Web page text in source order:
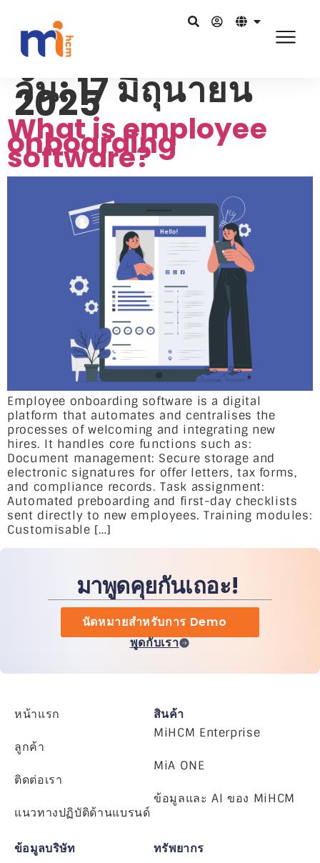
วัน:17 มิถุนายน
2025
What is employee
onboarding
software?
Employee onboarding software is a digital
platform that automates and centralises the
processes of welcoming and integrating new
hires. It handles core functions such as:
Document management: Secure storage and
electronic signatures for offer letters, tax forms,
and compliance records. Task assignment:
Automated preboarding and first-day checklists
sent directly to new employees. Training modules:
Customisable […]
มาพูดคุยกันเถอะ!
นัดหมายสำหรับการ Demo
พูดกับเรา
หน้าแรก
ลูกค้า
ติดต่อเรา
แนวทางปฏิบัติด้านแบรนด์
สินค้า
MiHCM Enterprise
MiA ONE
ข้อมูลและ AI ของ MiHCM
ข้อมูลบริษัท
ทรัพยากร